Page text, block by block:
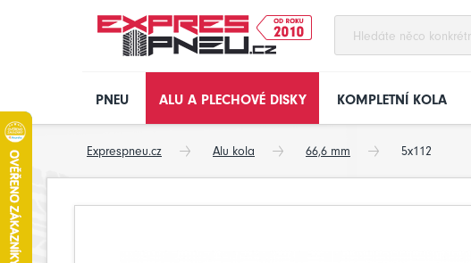
PNEU ALU A PLECHOVÉ DISKY KOMPLETNÍ KOLA
Exprespneu.cz Alu kola 66,6 mm 5x112